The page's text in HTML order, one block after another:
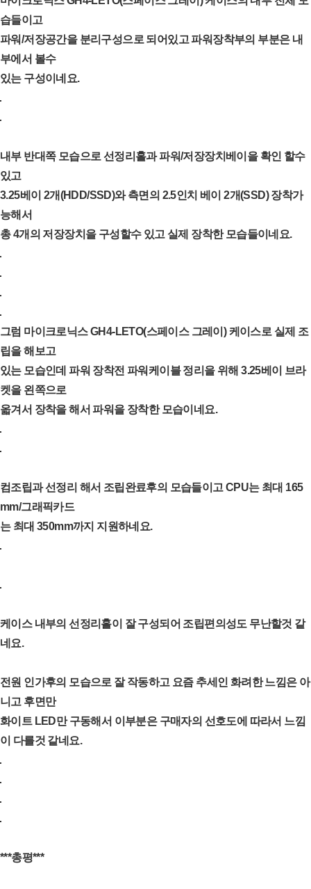
습들이고
파워/저장공간을 분리구성으로 되어있고 파워장착부의 부분은 내
부에서 볼수
있는 구성이네요.
내부 반대쪽 모습으로 선정리홀과 파워/저장장치베이을 확인 할수
있고
3.25베이 2개(HDD/SSD)와 측면의 2.5인치 베이 2개(SSD) 장착가
능해서
총 4개의 저장장치을 구성할수 있고 실제 장착한 모습들이네요.
그럼 마이크로닉스 GH4-LETO(스페이스 그레이) 케이스로 실제 조
립을 해보고
있는 모습인데 파워 장착전 파워케이블 정리을 위해 3.25베이 브라
켓을 왼쪽으로
옯겨서 장착을 해서 파워을 장착한 모습이네요.
컴조립과 선정리 해서 조립완료후의 모습들이고 CPU는 최대 165
mm/그래픽카드
는 최대 350mm까지 지원하네요.
케이스 내부의 선정리홀이 잘 구성되어 조립편의성도 무난할것 같
네요.
전원 인가후의 모습으로 잘 작동하고 요즘 추세인 화려한 느낌은 아
니고 후면만
화이트 LED만 구동해서 이부분은 구매자의 선호도에 따라서 느낌
이 다를것 같네요.
***총평***